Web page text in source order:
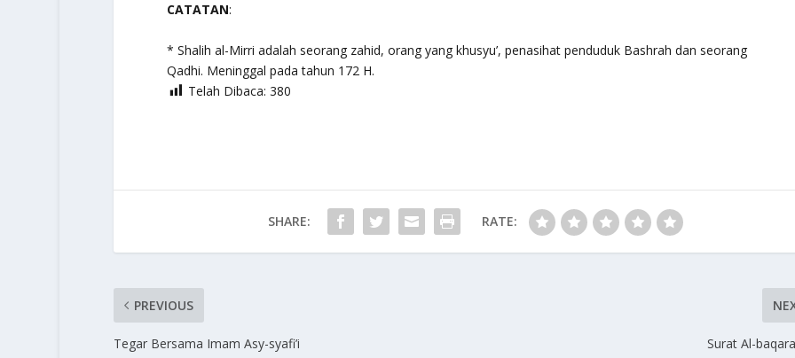
CATATAN:
* Shalih al-Mirri adalah seorang zahid, orang yang khusyu’, penasihat penduduk Bashrah dan seorang
Qadhi. Meninggal pada tahun 172 H.
Telah Dibaca: 380
SHARE: RATE:
PREVIOUS
Tegar Bersama Imam Asy-syafi’i Surat Al-